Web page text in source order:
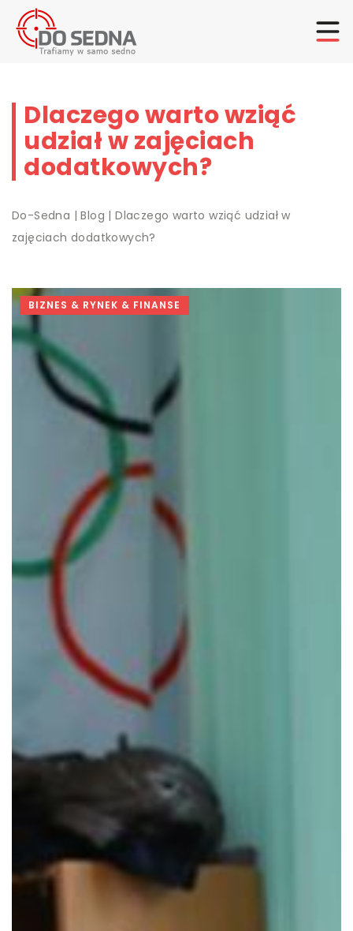
Dlaczego warto wziąć
udział w zajęciach
dodatkowych?
Do-Sedna |Blog |Dlaczego warto wziąć udział w
zajęciach dodatkowych?
BIZNES & RYNEK & FINANSE